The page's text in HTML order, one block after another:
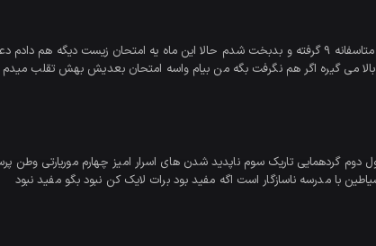
می گیره اگر هم نگرفت بگه من بیام واسه امتحان بعدیش بهش تقلب میدم
دوم گردهمایی تاریک سوم ناپدید شدن های اسرار امیز چهارم
با مدرسه ناسازگار است اگه مفید بود برات لایک کن نبود بگو مفید نبود